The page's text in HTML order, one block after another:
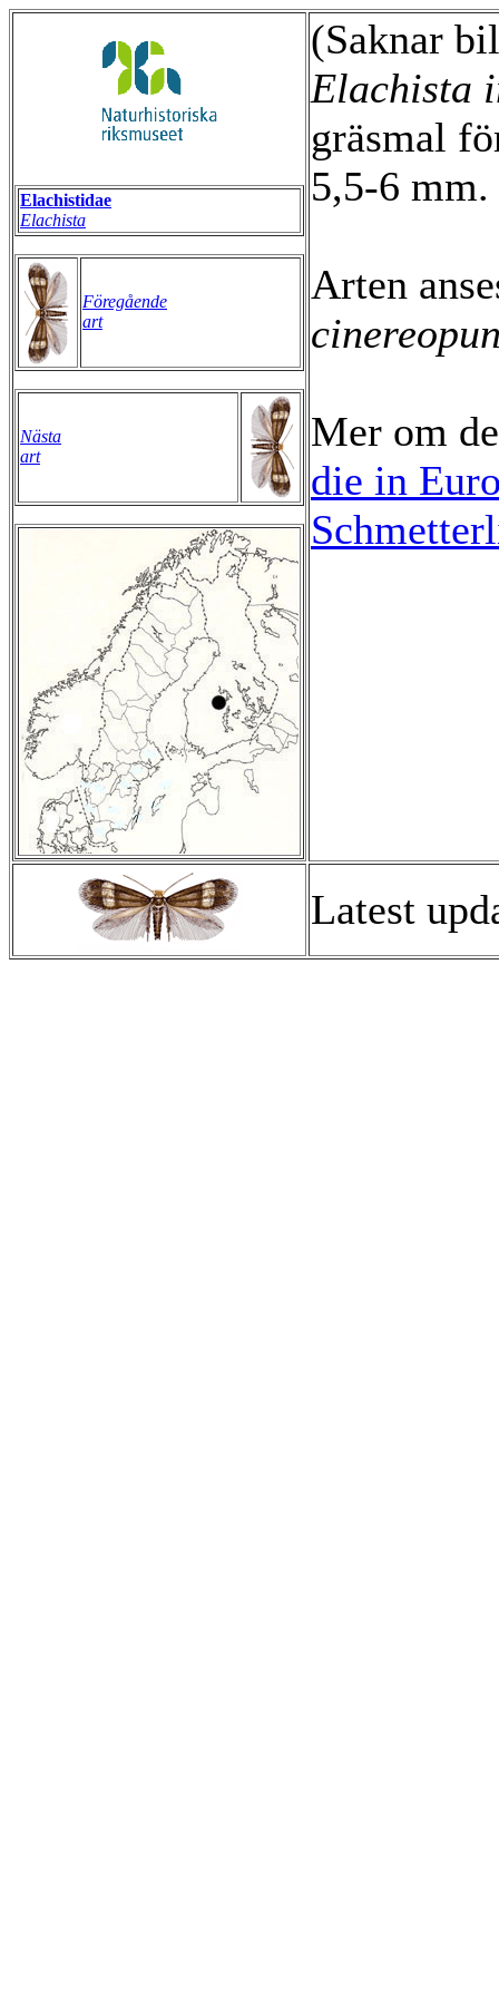
Elachistidae
Elachista
Föregående
art
Nästa
art
(Saknar
Elachista
gräsmal
5,5-6
Arten
Mer om
die in
Latest